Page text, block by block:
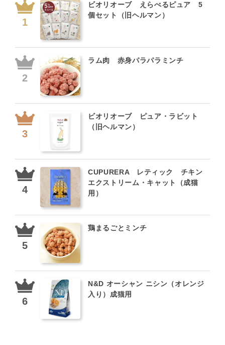
ビオリオーブ えらべるピュア 5
個セット（旧ヘルマン）
ラム肉 赤身パラパラミンチ
ビオリオーブ ピュア・ラビット
（旧ヘルマン）
CUPURERA レティック チキン
エクストリーム・キャット（成猫
用）
鶏まるごとミンチ
N&D オーシャン ニシン（オレンジ
入り）成猫用